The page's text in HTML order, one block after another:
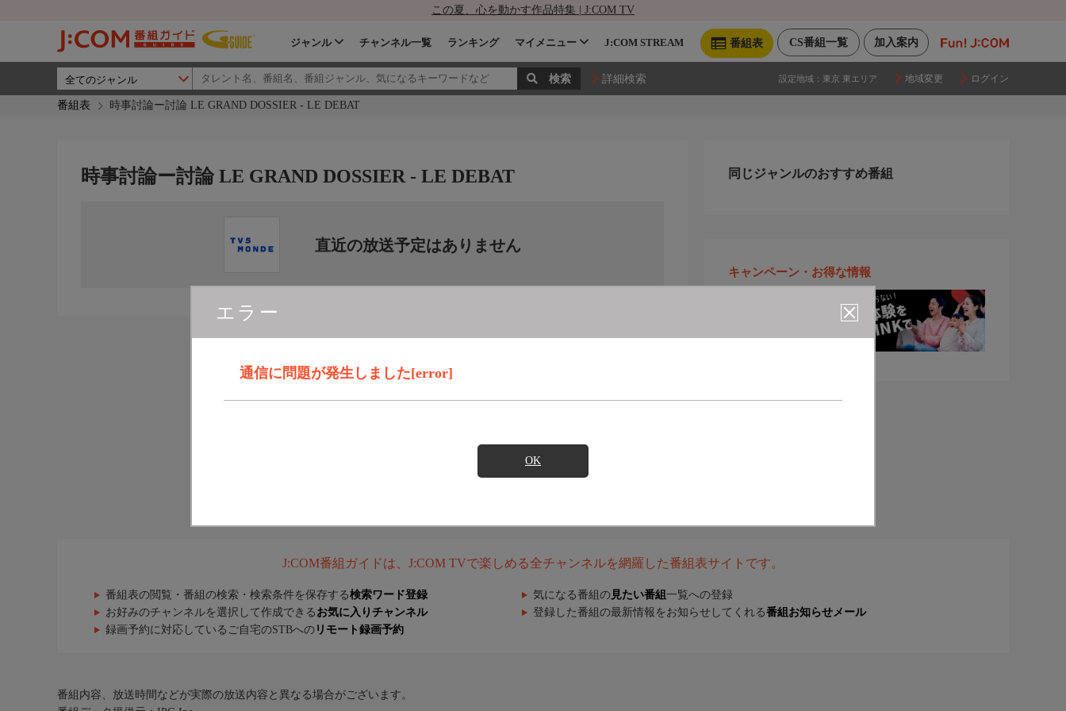
この夏、心を動かす作品特集 | J:COM TV
加入案内
CS番組一覧
番組表
ジャンル チャンネル一覧 ランキング マイメニュー J:COM STREAM
詳細検索 設定地域： 東京 東エリア 地域変更 ログイン
番組表 時事討論ー討論 LE GRAND DOSSIER - LE DEBAT
エラー
通信に問題が発生しました[error]
OK
時事討論ー討論 LE GRAND DOSSIER - LE DEBAT
直近の放送予定はありません
同じジャンルのおすすめ番組
キャンペーン・お得な情報
J:COM番組ガイドは、J:COM TVで楽しめる全チャンネルを網羅した番組表サイトです。
番組表の閲覧・番組の検索・検索条件を保存する検索ワード登録 気になる番組の 見たい番組 一覧への登録
お好みのチャンネルを選択して作成できる お気に入りチャンネル 登録した番組の最新情報をお知らせしてくれる番組お知らせメール
録画予約に対応しているご自宅のSTBへの リモート録画予約
番組内容、放送時間などが実際の放送内容と異なる場合がございます。